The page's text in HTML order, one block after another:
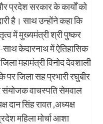
प्रदेश सरकार के कार्यों को
है। साथ उन्होंने कहा कि
में मुख्यमंत्री श्री पुष्कर
केदारनाथ में ऐतिहासिक
महामंत्री विनोद देवशाली
जिला सह प्रभारी रघुबीर
संयोजक वाचस्पति सेमवाल
दान सिंह रावत ,अध्यक्ष
महिला मोर्चा आशा